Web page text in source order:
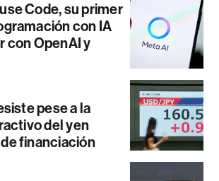
Code, su primer
con IA
con OpenAI y
pese a la
del yen
financiación